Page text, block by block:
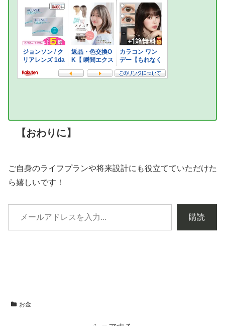
【おわりに】
ご自身のライフプランや将来設計にも役立てていただけた
ら嬉しいです！
購読
お金